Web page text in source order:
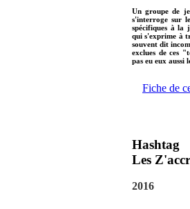
Un groupe de
s'interroge sur
spécifiques à la
qui s'exprime à
souvent dit
exclues de ces
pas eu eux aussi
Fiche de
Hashtag
Les
2016